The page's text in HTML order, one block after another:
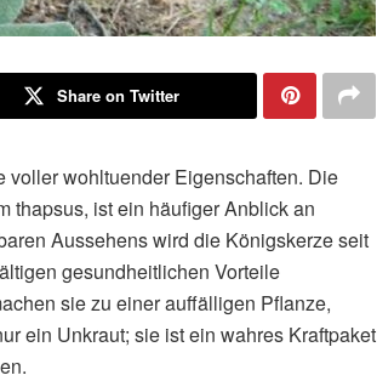
Share on Twitter
voller wohltuender Eigenschaften. Die
thapsus, ist ein häufiger Anblick an
Aussehens wird die Königskerze seit
gesundheitlichen Vorteile
sie zu einer auffälligen Pflanze,
ein Unkraut; sie ist ein wahres Kraftpaket